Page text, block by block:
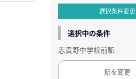
選択条件変更
選択中の条件
志貴野中学校前駅
駅を変更